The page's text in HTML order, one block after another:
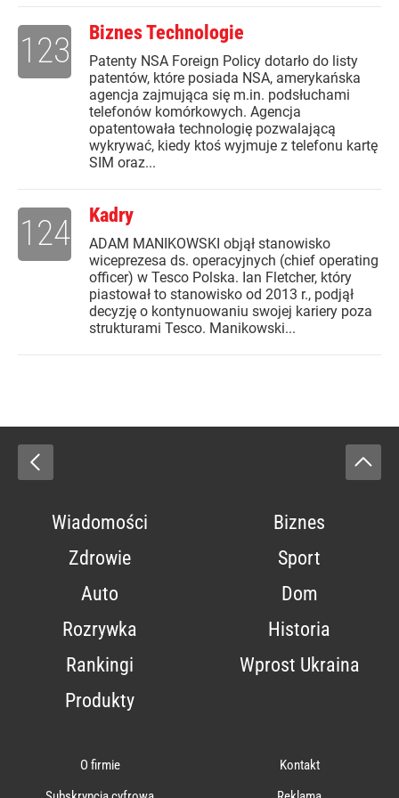
Biznes Technologie
Patenty NSA Foreign Policy dotarło do listy
patentów, które posiada NSA, amerykańska
agencja zajmująca się m.in. podsłuchami
telefonów komórkowych. Agencja
opatentowała technologię pozwalającą
wykrywać, kiedy ktoś wyjmuje z telefonu kartę
SIM oraz...
123
Kadry
ADAM MANIKOWSKI objął stanowisko
wiceprezesa ds. operacyjnych (chief operating
officer) w Tesco Polska. Ian Fletcher, który
piastował to stanowisko od 2013 r., podjął
decyzję o kontynuowaniu swojej kariery poza
strukturami Tesco. Manikowski...
124
Wiadomości
Biznes
Zdrowie
Sport
Auto
Dom
Rozrywka
Historia
Rankingi
Wprost Ukraina
Produkty
O firmie
Kontakt